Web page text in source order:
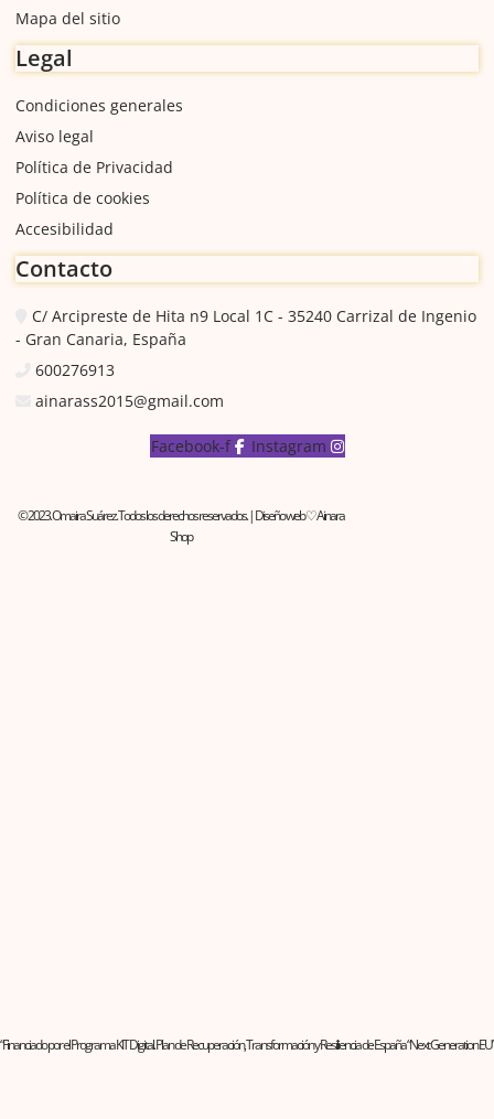
Mapa del sitio
Legal
Condiciones generales
Aviso legal
Política de Privacidad
Política de cookies
Accesibilidad
Contacto
C/ Arcipreste de Hita n9 Local 1C - 35240 Carrizal de Ingenio
- Gran Canaria, España
600276913
ainarass2015@gmail.com
Facebook-f Instagram
© 2023. Omaira Suárez. Todos los derechos reservados. | Diseño web ♡ Ainara
Shop
“Financiado por el Programa KIT Digital. Plan de Recuperación, Transformación y Resiliencia de España “Next Generation EU”